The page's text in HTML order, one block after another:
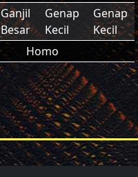
Ganjil
Besar
Genap
Kecil
Genap
Kecil
Homo